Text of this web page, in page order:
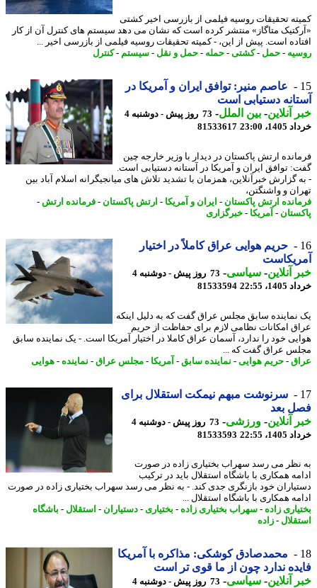
تحقیقات روسیه فیلمی از بازرسی اخیر کشتی
متاگاز» منتشر کرده است که نشان می دهد سیستم های کنترل آن از کار
است. پیش از این، - کمیته تحقیقات روسیه فیلمی از بازرسی اخیر ...
-حمل-کشتی-حمله-حمل و نقل -سیستم-کنترل
عاصم منیر: توافق ایران و آمریکا در
دستیابی است
آنلاین-بین الملل-
73 روز پیش - دوشنبه 4
23:00
81533617
ارتش پاکستان در دیدار با وزیر خارجه چین
توافق ایران و آمریکا در آستانه دستیابی است.
گزارش خبرآنلاین، همزمان با تشدید تلاش های میانجیگرانه اسلام آباد بین
و واشنگتن،
ارتش پاکستان-ایران و آمریکا- ارتش پاکستان-فرمانده ارتش -
-آمریکا- خبرگزاری
حریم هوایی عراق کاملاً در اختیار
آنلاین-سیاسی-
73 روز پیش - دوشنبه 4
22:55
81533594
سابق مجلس عراق گفت که به دلیل اینکه
امکانات نظامی لازم برای حفاظت از حریم
خود را ندارد، آسمان عراق کاملا در اختیار آمریکا است. - یک نماینده سابق
عراق گفت که ...
- حریم هوایی- نماینده سابق-آمریکا- مجلس عراق- نماینده-هوایی
سرنوشت مبهم نیمکت استقلال برای
بعد
آنلاین-ورزشی-
73 روز پیش - دوشنبه 4
22:55
81533593
می رسد سهراب بختیاری زاده در صورت
همکاری با باشگاه استقلال باید در ترکیب
خود بازنگری جدی کند. - به نظر می رسد سهراب بختیاری زاده در صورت
همکاری با باشگاه استقلال ...
زاده - سهراب بختیاری زاده - بختیاری- دستیاران- استقلال-باشگاه
-زاده
محمدصادق کوشکی: مذاکره با آمریکا
ندارد چون از ما قوی تر است
آنلاین-سیاسی-
73 روز پیش - دوشنبه 4